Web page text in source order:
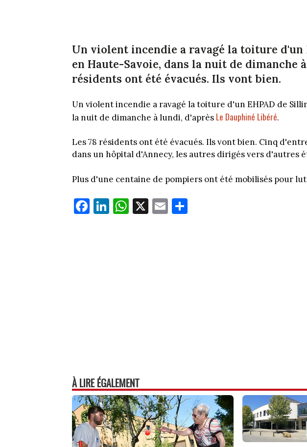
Un violent incendie a ravagé la toiture d'un
en Haute-Savoie, dans la nuit de dimanche
résidents ont été évacués. Ils vont bien.
Un violent incendie a ravagé la toiture d'un EHPAD de
la nuit de dimanche à lundi, d'après Le Dauphiné Libéré.
Les 78 résidents ont été évacués. Ils vont bien. Cinq
dans un hôpital d'Annecy, les autres dirigés vers d'autres
Plus d'une centaine de pompiers ont été mobilisés pour
Fa
ce
Li
nk
W
ha
X E
m
À LIRE ÉGALEMENT